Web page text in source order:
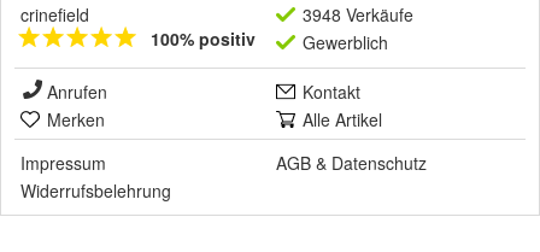
crinefield
100% positiv
3948 Verkäufe
Gewerblich
Anrufen
Kontakt
Merken
Alle Artikel
Impressum
AGB & Datenschutz
Widerrufsbelehrung